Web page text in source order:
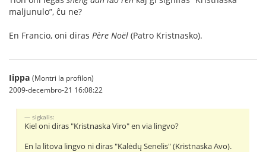
maljunulo”, ĉu ne?
En Francio, oni diras Père Noël (Patro Kristnasko).
Iippa (Montri la profilon)
2009-decembro-21 16:08:22
sigkalis:
Kiel oni diras "Kristnaska Viro" en via lingvo?
En la litova lingvo ni diras "Kalėdų Senelis" (Kristnaska Avo).